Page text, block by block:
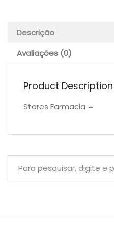
Descrição
Avaliações (0)
Product Description
Stores Farmacia =